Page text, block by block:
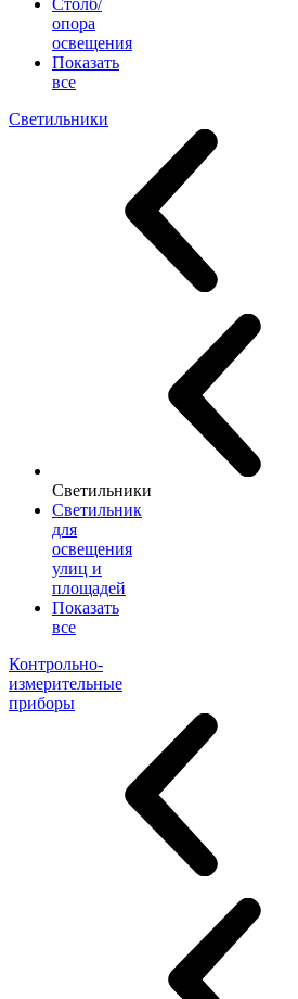
Столб/
опора
освещения
Показать
все
Светильники
Светильники
Светильник
для
освещения
улиц и
площадей
Показать
все
Контрольно-
измерительные
приборы